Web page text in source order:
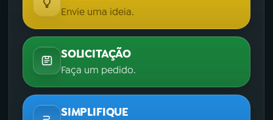
Envie uma ideia.
SOLICITAÇÃO
Faça um pedido.
SIMPLIFIQUE